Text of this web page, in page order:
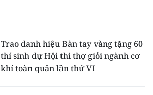
Trao danh hiệu Bàn tay vàng tặng 60
thí sinh dự Hội thi thợ giỏi ngành cơ
khí toàn quân lần thứ VI